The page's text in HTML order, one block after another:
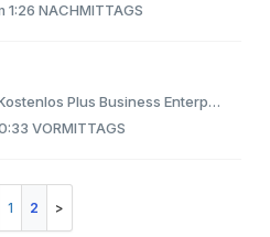
NACHMITTAGS
Anwendbare Pläne Kostenlos Plus Business Enterprise Mit Gruppen und Untergruppen können Sie die Zugriffsrechte mehrerer Benutzer gleichzeit...
VORMITTAGS
1 2